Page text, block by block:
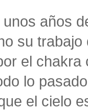
años
su
el chakra
lo
el cielo